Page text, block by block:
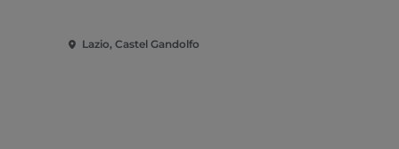
Lazio, Castel Gandolfo